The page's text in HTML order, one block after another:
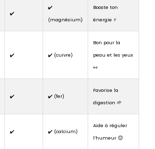
✔️
✔️
(magnésium)
Booste ton
énergie ⚡
✔️ ✔️ (cuivre)
Bon pour la
peau et les yeux
👀
✔️ ✔️ (fer)
Favorise la
digestion 🌱
✔️ ✔️ (calcium)
Aide à réguler
l’humeur 😊